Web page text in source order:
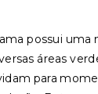
possui uma
áreas
para